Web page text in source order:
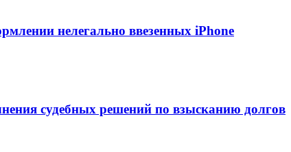
нелегально ввезенных iPhone
судебных решений по взысканию долгов